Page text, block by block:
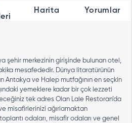
Harita Yorumlar
şehir merkezinin girişinde bulunan otel,
mesafededir. Dünya litaratürünün
Antakya ve Halep mutfağının en seçkin
yemeklere kadar bir çok lezzeti
tek adres Olan Lale Restoran’da
misafirlerinizi ağırlamaktan
odaları, misafir odaları ve genel